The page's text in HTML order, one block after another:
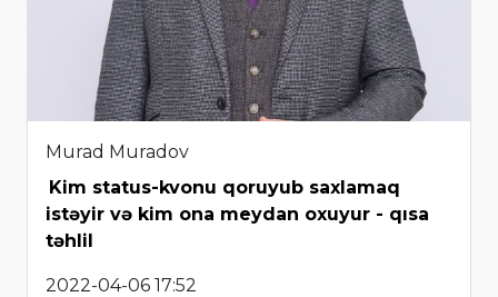
Murad Muradov
Kim status-kvonu qoruyub saxlamaq
istəyir və kim ona meydan oxuyur - qısa
təhlil
2022-04-06 17:52